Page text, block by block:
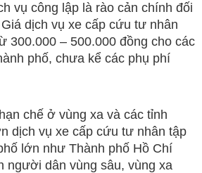
vụ công lập là rào cản chính đối
dịch vụ xe cấp cứu tư nhân
300.000 – 500.000 đồng cho các
phố, chưa kể các phụ phí
chế ở vùng xa và các tỉnh
dịch vụ xe cấp cứu tư nhân tập
lớn như Thành phố Hồ Chí
người dân vùng sâu, vùng xa